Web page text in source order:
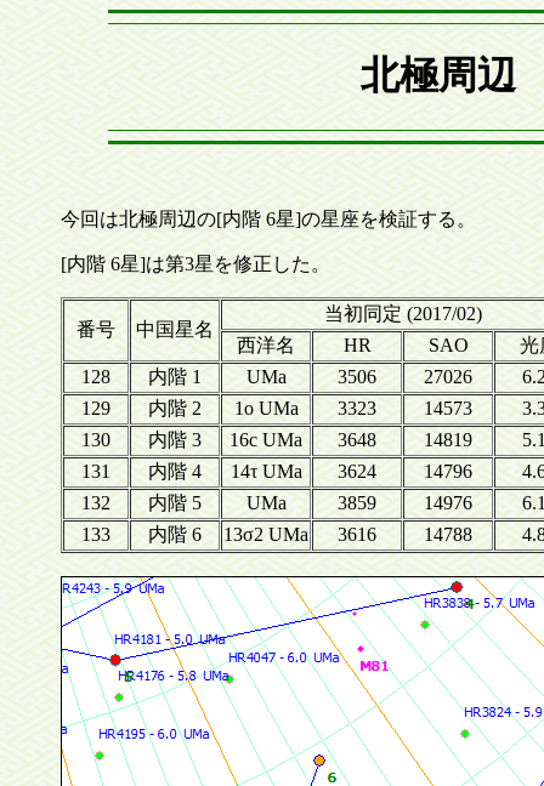
北極周辺
今回は北極周辺の[内階 6星]の星座を検証する。
[内階 6星]は第3星を修正した。
番号 中国星名
当初同定 (2017/02)
西洋名
HR SAO
光
128
内階 1 UMa 3506 27026
129
内階 2 1ο UMa 3323 14573
130
内階 3 16c UMa 3648 14819
131
内階 4 14τ UMa 3624 14796
132
内階 5 UMa 3859 14976
133
内階 6 13σ2 UMa 3616 14788